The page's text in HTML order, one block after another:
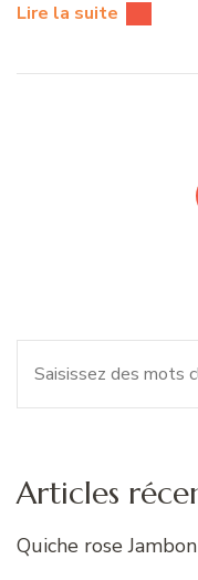
Lire la suite
Articles
Quiche rose